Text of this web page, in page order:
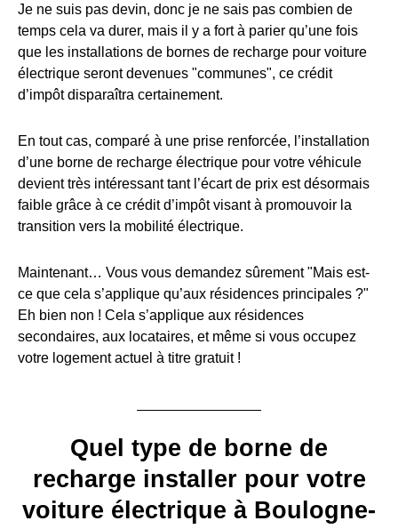
Je ne suis pas devin, donc je ne sais pas combien de
temps cela va durer, mais il y a fort à parier qu’une fois
que les installations de bornes de recharge pour voiture
électrique seront devenues "communes", ce crédit
d’impôt disparaîtra certainement.
En tout cas, comparé à une prise renforcée, l’installation
d’une borne de recharge électrique pour votre véhicule
devient très intéressant tant l’écart de prix est désormais
faible grâce à ce crédit d’impôt visant à promouvoir la
transition vers la mobilité électrique.
Maintenant… Vous vous demandez sûrement "Mais est-
ce que cela s’applique qu’aux résidences principales ?"
Eh bien non ! Cela s’applique aux résidences
secondaires, aux locataires, et même si vous occupez
votre logement actuel à titre gratuit !
Quel type de borne de
recharge installer pour votre
voiture électrique à Boulogne-